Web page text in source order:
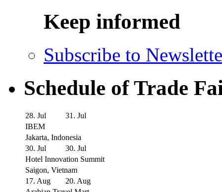
Keep informed
Subscribe to
Schedule of Trade
28. Jul
31. Jul
IBEM
Jakarta, Indonesia
30. Jul
30. Jul
Hotel Innovation Summit
Saigon, Vietnam
17. Aug
20. Aug